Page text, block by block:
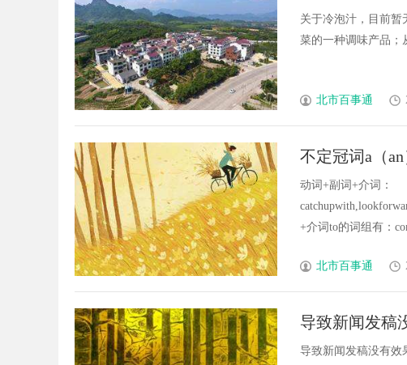
关于冷泡汁，目前暂
菜的一种调味产品；
北市百事通
不定冠词a（
动词+副词+介词：
+介词to的词组有：
北市百事通
导致新闻发稿
导致新闻发稿没有效